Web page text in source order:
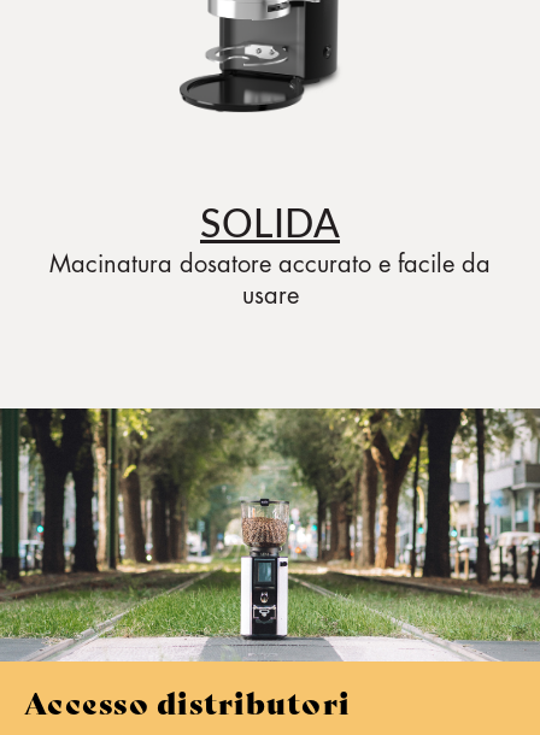
SOLIDA
Macinatura dosatore accurato e facile da
usare
Accesso distributori